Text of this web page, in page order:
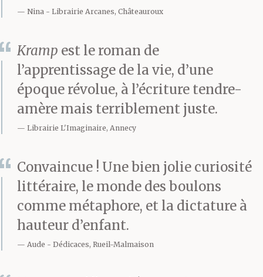
Nina Librairie Arcanes, Châteauroux
Kramp est le roman de
l’apprentissage de la vie, d’une
époque révolue, à l’écriture tendre-
amère mais terriblement juste.
Librairie L'Imaginaire, Annecy
Convaincue ! Une bien jolie curiosité
littéraire, le monde des boulons
comme métaphore, et la dictature à
hauteur d’enfant.
Aude Dédicaces, Rueil-Malmaison